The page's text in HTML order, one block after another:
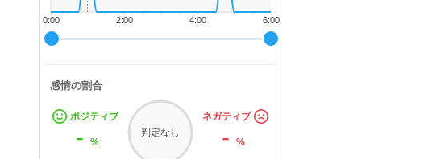
6:00
4:00
2:00
0:00
感情の割合
ポジティブ
- %
判定なし
ネガティブ
-%